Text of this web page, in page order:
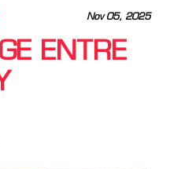
Nov 05, 2025
ENTRE